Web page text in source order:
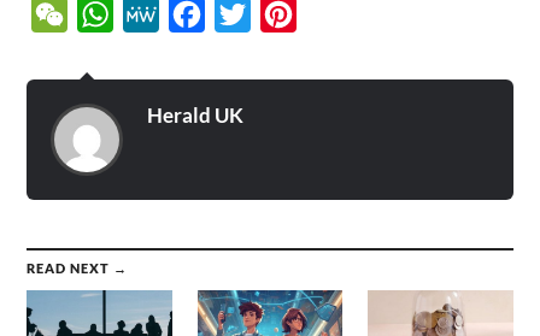
WeChatWhatsApp
MeWe Facebook
Twitter
Herald UK
READ NEXT →